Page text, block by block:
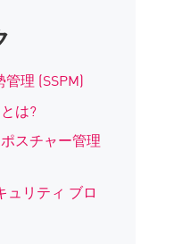
理 (SSPM)
は?
スチャー管理
ュリティ ブロ